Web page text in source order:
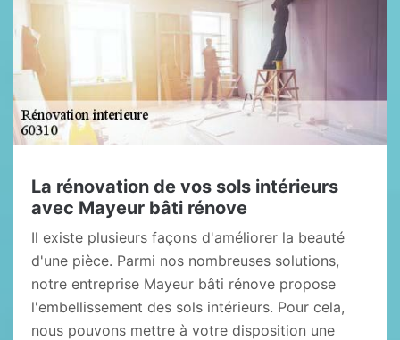
La rénovation de vos sols intérieurs
avec Mayeur bâti rénove
Il existe plusieurs façons d'améliorer la beauté
d'une pièce. Parmi nos nombreuses solutions,
notre entreprise Mayeur bâti rénove propose
l'embellissement des sols intérieurs. Pour cela,
nous pouvons mettre à votre disposition une